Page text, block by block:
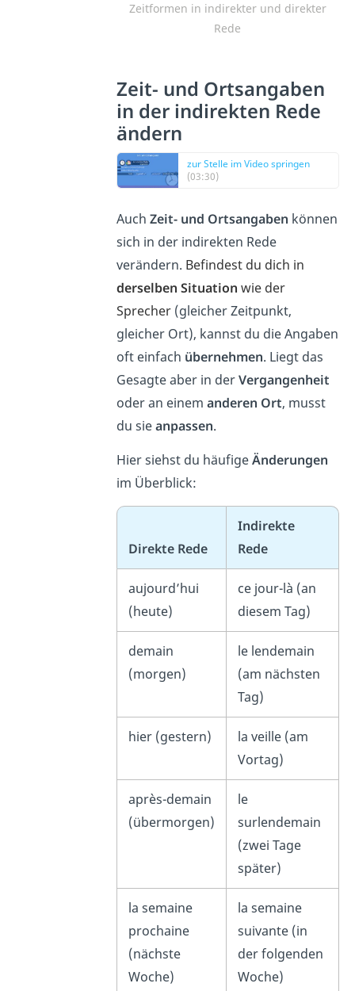
Zeitformen in indirekter und direkter
Rede
Zeit- und Ortsangaben
in der indirekten Rede
ändern
zur Stelle im Video springen
(03:30)
Auch Zeit- und Ortsangaben können
sich in der indirekten Rede
verändern. Befindest du dich in
derselben Situation wie der
Sprecher(gleicher Zeitpunkt,
gleicher Ort), kannst du die Angaben
oft einfach übernehmen. Liegt das
Gesagte aber in derVergangenheit
oder an einem anderen Ort, musst
du sieanpassen.
Hier siehst du häufigeÄnderungen
im Überblick:
Direkte Rede
Indirekte
Rede
aujourd’hui
(heute)
ce jour-là (an
diesem Tag)
demain
(morgen)
le lendemain
(am nächsten
Tag)
hier (gestern)
la veille (am
Vortag)
après-demain
(übermorgen)
le
surlendemain
(zwei Tage
später)
la semaine
prochaine
(nächste
Woche)
la semaine
suivante (in
der folgenden
Woche)